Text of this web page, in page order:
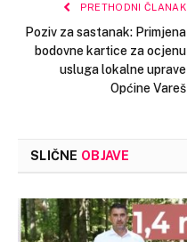
PRETHODNI ČLANAK
Poziv za sastanak: Primjena
bodovne kartice za ocjenu
usluga lokalne uprave
Općine Vareš
SLIČNE OBJAVE